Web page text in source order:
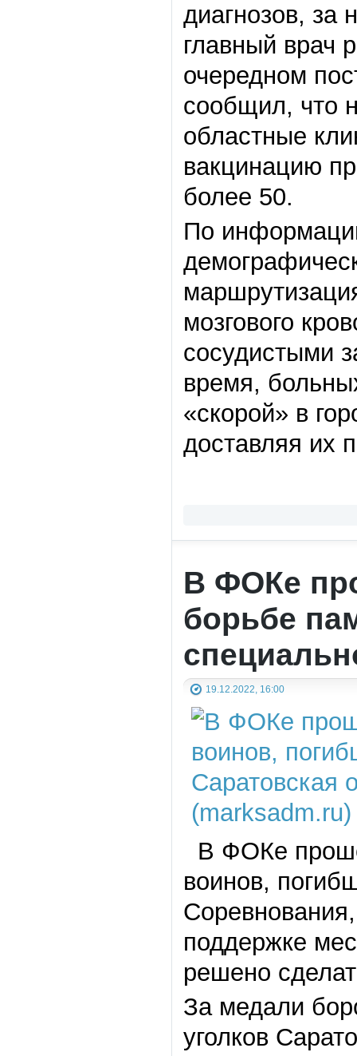
диагнозов, за
главный врач
очередном
сообщил, что
областные
вакцинацию
более 50.
По
мозгового
сосудистыми
время,
«скорой» в
доставляя их
В ФОКе
борьбе
19.12.2022, 16:00
В ФОКе
воинов,
поддержке
решено
За медали
уголков